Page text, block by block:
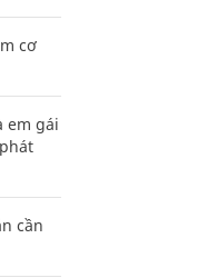
cơ
em gái
cần